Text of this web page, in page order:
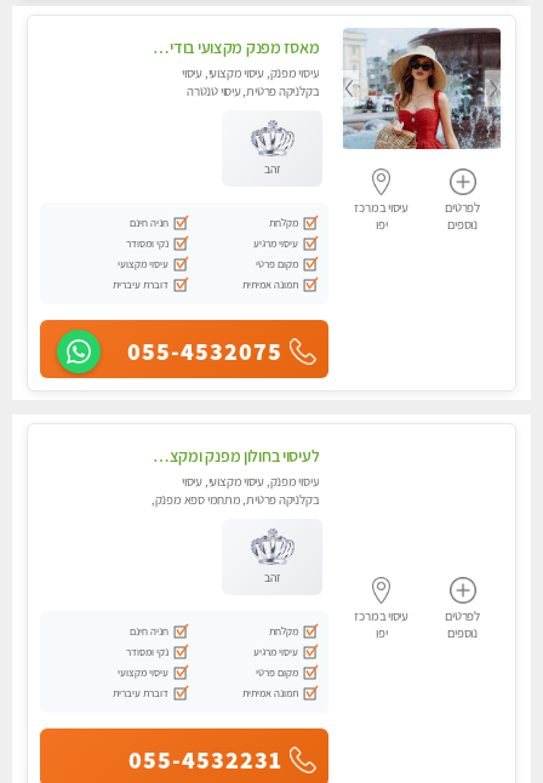
לפרטים
נוספים
עיסוי במרכז
יפו
מאסז מפנק מקצועי בודי כפות רגליים+ טיפול בארבע ידיים מומלץ מאוד-בבת -ים
עיסוי מפנק, עיסוי מקצועי, עיסוי
בקלניקה פרטית, עיסוי טנטרה
זהב
מקלחת
חניה חינם
עיסוי מרגיע
נקי ומסודר
מקום פרטי
עיסוי מקצועי
תמונה אמיתית
דוברת עיברית
055-4532075
לפרטים
נוספים
עיסוי במרכז
יפו
לעיסוי בחולון מפנק ומקצועי מאוד. לחוויה מרגיעה ומפנקת .מומלץ מאוד !!!
עיסוי מפנק, עיסוי מקצועי, עיסוי
בקלניקה פרטית, מתחמי ספא מפנק,
זהב
מקלחת
חניה חינם
עיסוי מרגיע
נקי ומסודר
מקום פרטי
עיסוי מקצועי
תמונה אמיתית
דוברת עיברית
055-4532231